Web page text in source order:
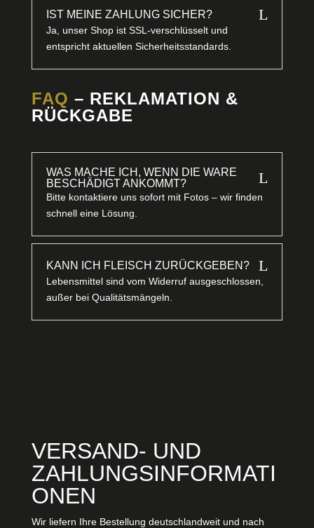
IST MEINE ZAHLUNG SICHER? L
Ja, unser Shop ist SSL-verschlüsselt und
entspricht aktuellen Sicherheitsstandards.
FAQ – REKLAMATION &
RÜCKGABE
WAS MACHE ICH, WENN DIE WARE
BESCHÄDIGT ANKOMMT?
L
Bitte kontaktiere uns sofort mit Fotos – wir finden
schnell eine Lösung.
KANN ICH FLEISCH ZURÜCKGEBEN? L
Lebensmittel sind vom Widerruf ausgeschlossen,
außer bei Qualitätsmängeln.
VERSAND- UND
ZAHLUNGSINFORMATI
ONEN
Wir liefern Ihre Bestellung deutschlandweit und nach